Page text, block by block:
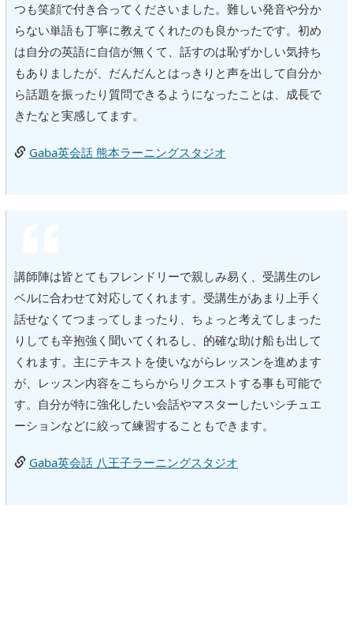
つも笑顔で付き合ってくださいました。難しい発音や分か
らない単語も丁寧に教えてくれたのも良かったです。初め
は自分の英語に自信が無くて、話すのは恥ずかしい気持ち
もありましたが、だんだんとはっきりと声を出して自分か
ら話題を振ったり質問できるようになったことは、成長で
きたなと実感してます。
Gaba英会話 熊本ラーニングスタジオ
講師陣は皆とてもフレンドリーで親しみ易く、受講生のレ
ベルに合わせて対応してくれます。受講生があまり上手く
話せなくてつまってしまったり、ちょっと考えてしまった
りしても辛抱強く聞いてくれるし、的確な助け船も出して
くれます。主にテキストを使いながらレッスンを進めます
が、レッスン内容をこちらからリクエストする事も可能で
す。自分が特に強化したい会話やマスターしたいシチュエ
ーションなどに絞って練習することもできます。
Gaba英会話 八王子ラーニングスタジオ